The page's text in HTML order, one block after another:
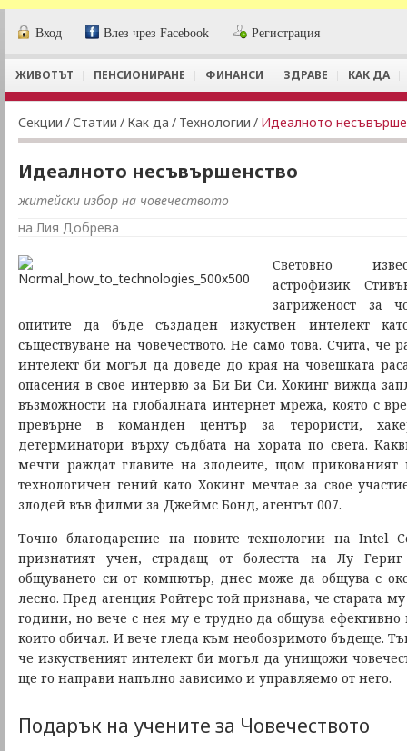
Вход Влез чрез Facebook Регистрация
ЖИВОТЪТ ПЕНСИОНИРАНЕ ФИНАНСИ ЗДРАВЕ КАК ДА
Секции /Статии / Как да / Технологии / Идеалното
Идеалното несъвършенство
житейски избор на човечеството
на Лия Добрева
Световно
астрофизик
загриженост за
опитите да бъде създаден изкуствен интелект
съществуване на човечеството. Не само това. Счита, че
интелект би могъл да доведе до края на човешката
опасения в свое интервю за Би Би Си. Хокинг вижда
възможности на глобалната интернет мрежа, която с
превърне в команден център за терористи,
детерминатори върху съдбата на хората по света.
мечти раждат главите на злодеите, щом
технологичен гений като Хокинг мечтае за свое
злодей във филми за Джеймс Бонд, агентът 007.
Точно благодарение на новите технологии на Intel
признатият учен, страдащ от болестта на Лу
общуването си от компютър, днес може да общува с
лесно. Пред агенция Ройтерс той признава, че старата
години, но вече с нея му е трудно да общува
които обичал. И вече гледа към необозримото бъдеще.
че изкуственият интелект би могъл да унищожи
ще го направи напълно зависимо и управляемо от него.
Подарък на учените за Човечеството